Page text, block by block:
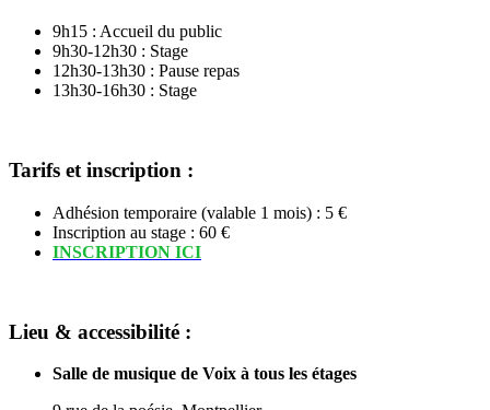
9h15 : Accueil du public
9h30-12h30 : Stage
12h30-13h30 : Pause repas
13h30-16h30 : Stage
Tarifs et inscription :
Adhésion temporaire (valable 1 mois) : 5 €
Inscription au stage : 60 €
INSCRIPTION ICI
Lieu & accessibilité :
Salle de musique de Voix à tous les étages